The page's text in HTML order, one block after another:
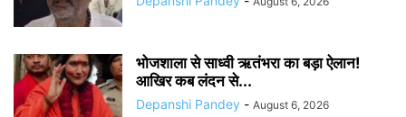
भोजशाला से साध्वी ऋतंभरा का बड़ा ऐलान!
आखिर कब लंदन से...
Depanshi Pandey - August 6, 2026